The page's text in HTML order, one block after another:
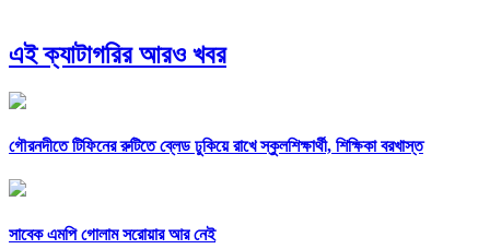
এই ক্যাটাগরির আরও খবর
গৌরনদীতে টিফিনের রুটিতে ব্লেড ঢুকিয়ে রাখে স্কুলশিক্ষার্থী, শিক্ষিকা বরখাস্ত
সাবেক এমপি গোলাম সরোয়ার আর নেই